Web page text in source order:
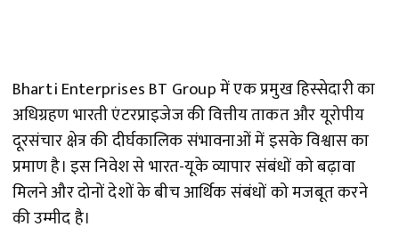
Bharti Enterprises BT Group में एक प्रमुख हिस्सेदारी का
अधिग्रहण भारती एंटरप्राइजेज की वित्तीय ताकत और यूरोपीय
दूरसंचार क्षेत्र की दीर्घकालिक संभावनाओं में इसके विश्वास का
प्रमाण है। इस निवेश से भारत-यूके व्यापार संबंधों को बढ़ावा
मिलने और दोनों देशों के बीच आर्थिक संबंधों को मजबूत करने
की उम्मीद है।